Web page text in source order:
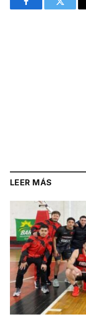
FacebookTwitter
LEER MÁS